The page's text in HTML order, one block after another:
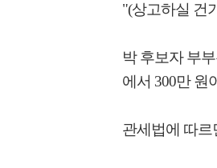
"(상고하실 건
박 후보자 부
에서 300만 원
관세법에 따르